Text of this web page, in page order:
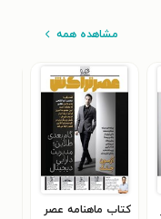
مشاهده همه
کتاب ماهنامه عصر